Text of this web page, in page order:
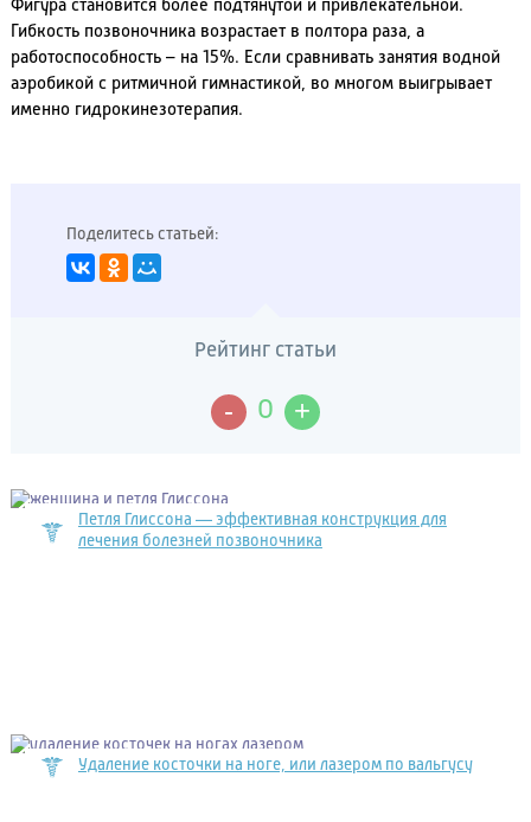
Фигура становится более подтянутой и привлекательной.
Гибкость позвоночника возрастает в полтора раза, а
работоспособность – на 15%. Если сравнивать занятия водной
аэробикой с ритмичной гимнастикой, во многом выигрывает
именно гидрокинезотерапия.
Поделитесь статьей:
Рейтинг статьи
- 0 +
Петля Глиссона — эффективная конструкция для
лечения болезней позвоночника
Удаление косточки на ноге, или лазером по вальгусу